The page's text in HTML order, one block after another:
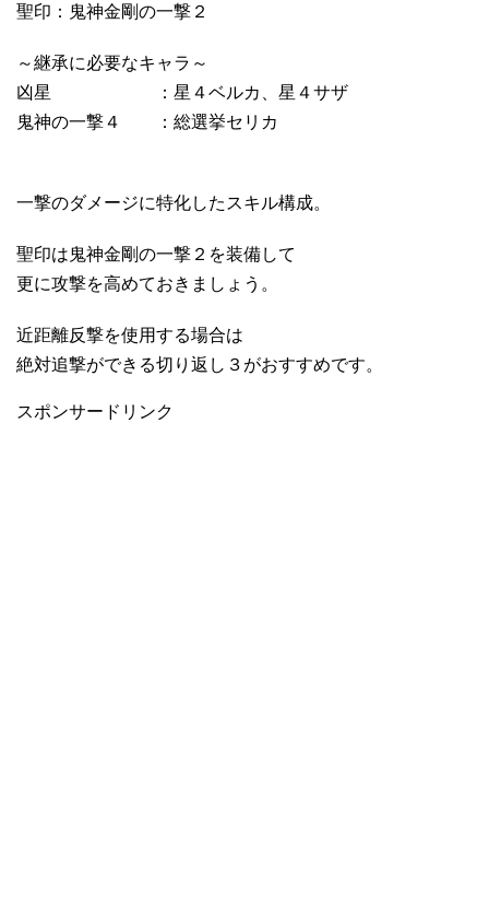
聖印：鬼神金剛の一撃２
～継承に必要なキャラ～
凶星 ：星４ベルカ、星４サザ
鬼神の一撃４ ：総選挙セリカ
一撃のダメージに特化したスキル構成。
聖印は鬼神金剛の一撃２を装備して
更に攻撃を高めておきましょう。
近距離反撃を使用する場合は
絶対追撃ができる切り返し３がおすすめです。
スポンサードリンク